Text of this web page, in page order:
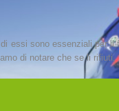
essi sono essenziali per
di notare che se li